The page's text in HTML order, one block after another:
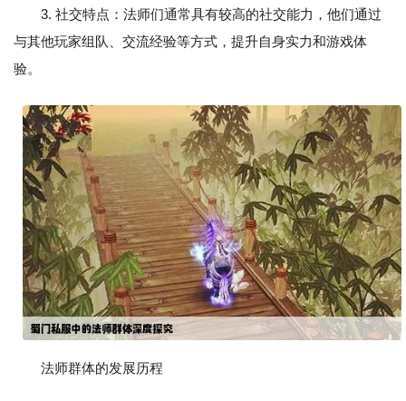
3. 社交特点：法师们通常具有较高的社交能力，他们通过
与其他玩家组队、交流经验等方式，提升自身实力和游戏体
验。
法师群体的发展历程